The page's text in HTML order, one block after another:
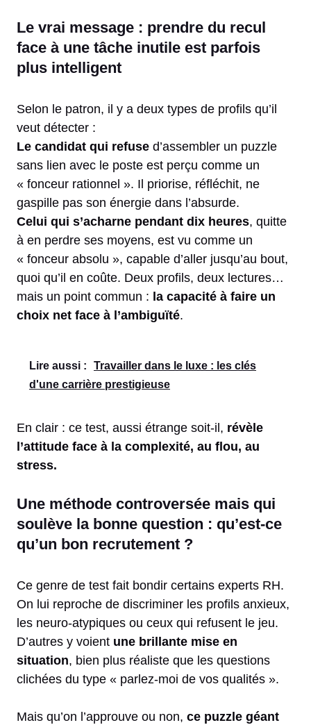
Le vrai message : prendre du recul
face à une tâche inutile est parfois
plus intelligent
Selon le patron, il y a deux types de profils qu’il
veut détecter :
Le candidat qui refuse d’assembler un puzzle
sans lien avec le poste est perçu comme un
« fonceur rationnel ». Il priorise, réfléchit, ne
gaspille pas son énergie dans l’absurde.
Celui qui s’acharne pendant dix heures, quitte
à en perdre ses moyens, est vu comme un
« fonceur absolu », capable d’aller jusqu’au bout,
quoi qu’il en coûte. Deux profils, deux lectures…
mais un point commun : la capacité à faire un
choix net face à l’ambiguïté.
Lire aussi :
Travailler dans le luxe : les clés
d'une carrière prestigieuse
En clair : ce test, aussi étrange soit-il, révèle
l’attitude face à la complexité, au flou, au
stress.
Une méthode controversée mais qui
soulève la bonne question : qu’est-ce
qu’un bon recrutement ?
Ce genre de test fait bondir certains experts RH.
On lui reproche de discriminer les profils anxieux,
les neuro-atypiques ou ceux qui refusent le jeu.
D’autres y voient une brillante mise en
situation, bien plus réaliste que les questions
clichées du type « parlez-moi de vos qualités ».
Mais qu’on l’approuve ou non, ce puzzle géant